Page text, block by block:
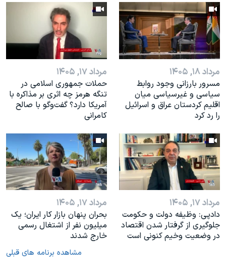
مرداد ۱۸, ۱۴۰۵
مسرور بارزانی وجود روابط
سیاسی و غیرسیاسی میان
اقلیم کردستان عراق و اسرائيل
را رد کرد
مرداد ۱۷, ۱۴۰۵
حملات جمهوری اسلامی در
تنگه هرمز چه اثری بر مذاکره با
آمریکا دارد؟ گفت‌وگو با صالح
کامرانی
مرداد ۱۷, ۱۴۰۵
دادپی: وظیفه دولت و حکومت
جلوگیری از گرفتار شدن اقتصاد
در وضعیت وخیم کنونی است
مرداد ۱۷, ۱۴۰۵
بحران پنهان بازار کار ایران؛ یک
میلیون نفر از اشتغال رسمی
خارج شدند
مشاهده برنامه های قبلی